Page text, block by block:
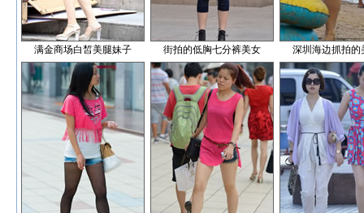
满金商场白皙美腿妹子 街拍的低胸七分裤美女 深圳海边抓拍的